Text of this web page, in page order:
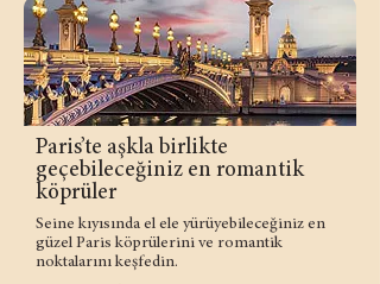
Paris’te aşkla birlikte
geçebileceğiniz en romantik
köprüler
Seine kıyısında el ele yürüyebileceğiniz en
güzel Paris köprülerini ve romantik
noktalarını keşfedin.